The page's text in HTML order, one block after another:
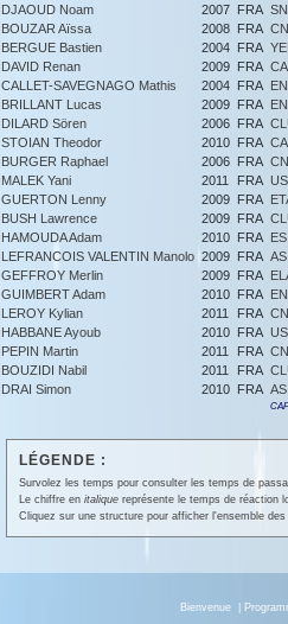
DJAOUD Noam 2007 FRA
BOUZAR Aïssa 2008 FRA
BERGUE Bastien 2004 FRA
DAVID Renan 2009 FRA
CALLET-SAVEGNAGO Mathis 2004 FRA
BRILLANT Lucas 2009 FRA
DILARD Sören 2006 FRA
STOIAN Theodor 2010 FRA
BURGER Raphael 2006 FRA
MALEK Yani 2011 FRA
GUERTON Lenny 2009 FRA
BUSH Lawrence 2009 FRA
HAMOUDA Adam 2010 FRA
LEFRANCOIS VALENTIN Manolo 2009 FRA
GEFFROY Merlin 2009 FRA
GUIMBERT Adam 2010 FRA
LEROY Kylian 2011 FRA
HABBANE Ayoub 2010 FRA
PEPIN Martin 2011 FRA
BOUZIDI Nabil 2011 FRA
DRAI Simon 2010 FRA
LÉGENDE :
Survolez les temps pour consulter les temps de
Le chiffre en italiquereprésente le temps de réaction
Cliquez sur une structure pour afficher l'ensemble
Bienvenue